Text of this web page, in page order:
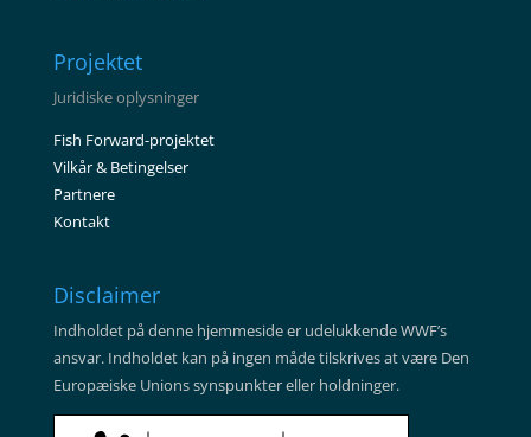
Projektet
Juridiske oplysninger
Fish Forward-projektet
Vilkår & Betingelser
Partnere
Kontakt
Disclaimer
Indholdet på denne hjemmeside er udelukkende WWF’s
ansvar. Indholdet kan på ingen måde tilskrives at være Den
Europæiske Unions synspunkter eller holdninger.